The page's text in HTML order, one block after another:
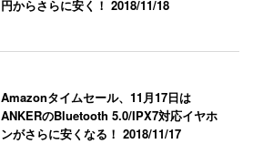
円からさらに安く！2018/11/18
Amazonタイムセール、11月17日は
ANKERのBluetooth 5.0/IPX7対応イヤホ
ンがさらに安くなる！2018/11/17